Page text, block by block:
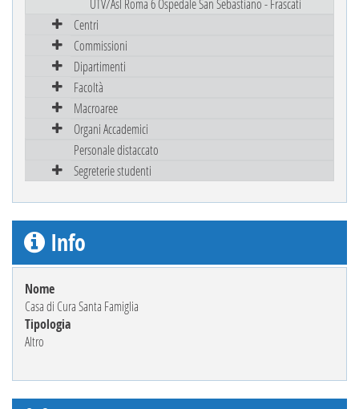
UTV/Asl Roma 6 Ospedale San Sebastiano - Frascati
Centri
Commissioni
Dipartimenti
Facoltà
Macroaree
Organi Accademici
Personale distaccato
Segreterie studenti
Info
Nome
Casa di Cura Santa Famiglia
Tipologia
Altro